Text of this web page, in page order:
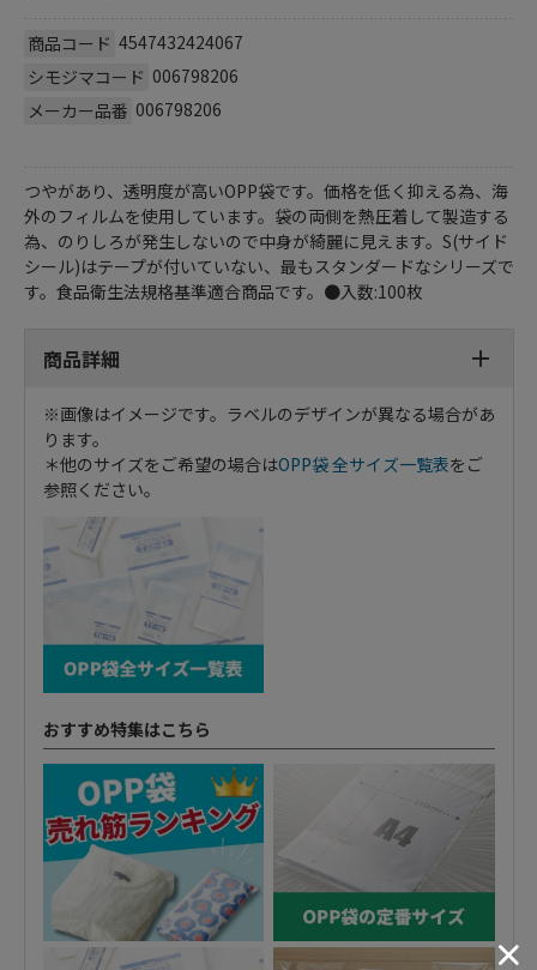
商品コード 4547432424067
シモジマコード 006798206
メーカー品番 006798206
つやがあり、透明度が高いOPP袋です。価格を低く抑える為、海
外のフィルムを使用しています。袋の両側を熱圧着して製造する
為、のりしろが発生しないので中身が綺麗に見えます。S(サイド
シール)はテープが付いていない、最もスタンダードなシリーズで
す。食品衛生法規格基準適合商品です。●入数:100枚
商品詳細
※画像はイメージです。ラベルのデザインが異なる場合があ
ります。
＊他のサイズをご希望の場合はOPP袋 全サイズ一覧表をご
参照ください。
おすすめ特集はこちら